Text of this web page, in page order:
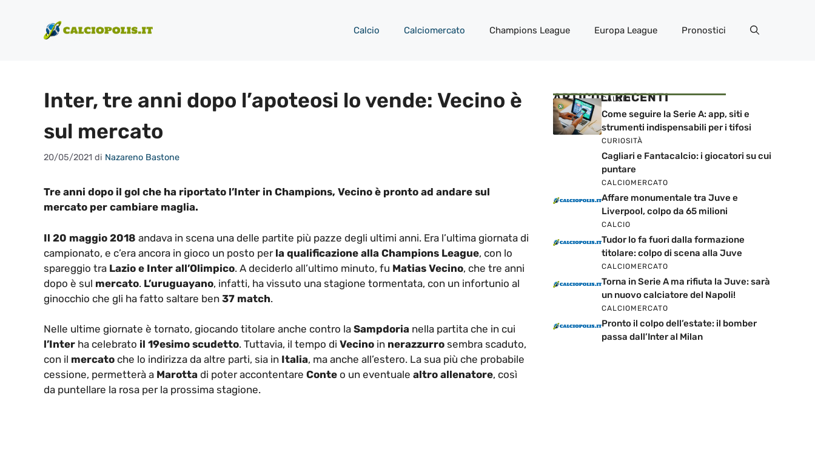
contenuto
Calcio Calciomercato Champions League Europa League Pronostici
Inter, tre anni dopo l’apoteosi lo vende: Vecino è
sul mercato
20/05/2021 di Nazareno Bastone
Tre anni dopo il gol che ha riportato l’Inter in Champions, Vecino è pronto ad andare sul
mercato per cambiare maglia.
Il 20 maggio 2018 andava in scena una delle partite più pazze degli ultimi anni. Era l’ultima giornata di
campionato, e c’era ancora in gioco un posto perla qualificazione alla Champions League, con lo
spareggio tra Lazio e Inter all’Olimpico. A deciderlo all’ultimo minuto, fu Matias Vecino, che tre anni
dopo è sul mercato. L’uruguayano, infatti, ha vissuto una stagione tormentata, con un infortunio al
ginocchio che gli ha fatto saltare ben 37 match.
Nelle ultime giornate è tornato, giocando titolare anche contro la Sampdoria nella partita che in cui
l’Inter ha celebrato il 19esimo scudetto. Tuttavia, il tempo di Vecino in nerazzurro sembra scaduto,
con il mercato che lo indirizza da altre parti, sia in Italia, ma anche all’estero. La sua più che probabile
cessione, permetterà a Marotta di poter accontentare Conte o un eventuale altro allenatore, così
da puntellare la rosa per la prossima stagione.
ARTICOLI RECENTI
CALCIO
Come seguire la Serie A: app, siti e
strumenti indispensabili per i tifosi
CURIOSITÀ
Cagliari e Fantacalcio: i giocatori su cui
puntare
CALCIOMERCATO
Affare monumentale tra Juve e
Liverpool, colpo da 65 milioni
CALCIO
Tudor lo fa fuori dalla formazione
titolare: colpo di scena alla Juve
CALCIOMERCATO
Torna in Serie A ma rifiuta la Juve: sarà
un nuovo calciatore del Napoli!
CALCIOMERCATO
Pronto il colpo dell’estate: il bomber
passa dall’Inter al Milan